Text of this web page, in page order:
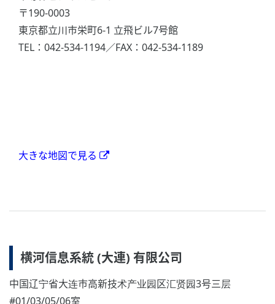
〒190-0003
東京都立川市栄町6-1 立飛ビル7号館
TEL：042-534-1194／FAX：042-534-1189
大きな地図で見る
横河信息系統 (大連) 有限公司
中国辽宁省大连市高新技术产业园区汇贤园3号三层
#01/03/05/06室